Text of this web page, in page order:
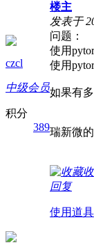
czcl
中级会员
积分
389
楼主
发表于
问题：
使用
使用
如果有
瑞新微
回复
使用道具